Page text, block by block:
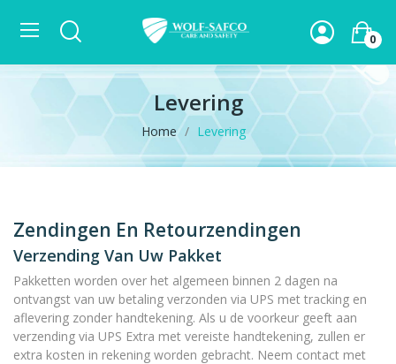
0
Levering
Home Levering
Zendingen En Retourzendingen
Verzending Van Uw Pakket
Pakketten worden over het algemeen binnen 2 dagen na
ontvangst van uw betaling verzonden via UPS met tracking en
aflevering zonder handtekening. Als u de voorkeur geeft aan
verzending via UPS Extra met vereiste handtekening, zullen er
extra kosten in rekening worden gebracht. Neem contact met